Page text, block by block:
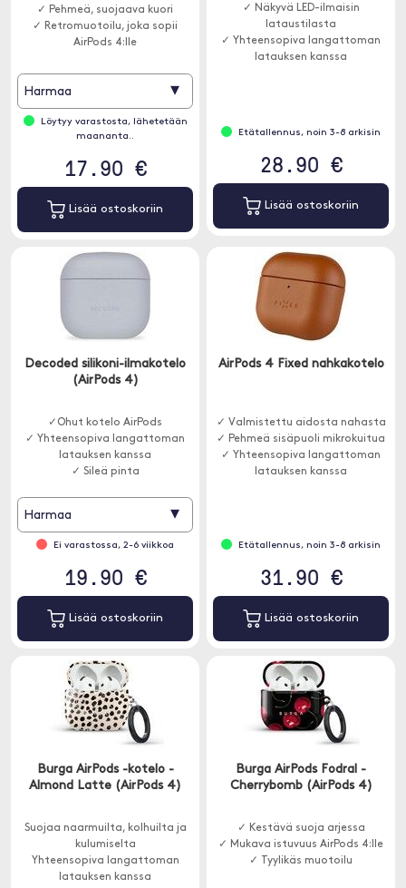
✓ Pehmeä, suojaava kuori
✓ Retromuotoilu, joka sopii
AirPods 4:lle
Harmaa ▾
Löytyy varastosta, lähetetään
maananta..
17.90 €
Lisää ostoskoriin
✓ Näkyvä LED-ilmaisin
lataustilasta
✓ Yhteensopiva langattoman
latauksen kanssa
Etätallennus, noin 3-8 arkisin
28.90 €
Lisää ostoskoriin
Decoded silikoni-ilmakotelo
(AirPods 4)
✓Ohut kotelo AirPods
✓ Yhteensopiva langattoman
latauksen kanssa
✓ Sileä pinta
Harmaa ▾
Ei varastossa, 2-6 viikkoa
19.90 €
Lisää ostoskoriin
AirPods 4 Fixed nahkakotelo
✓ Valmistettu aidosta nahasta
✓ Pehmeä sisäpuoli mikrokuitua
✓ Yhteensopiva langattoman
latauksen kanssa
Etätallennus, noin 3-8 arkisin
31.90 €
Lisää ostoskoriin
Burga AirPods -kotelo -
Almond Latte (AirPods 4)
Suojaa naarmuilta, kolhuilta ja
kulumiselta
Yhteensopiva langattoman
latauksen kanssa
Burga AirPods Fodral -
Cherrybomb (AirPods 4)
✓ Kestävä suoja arjessa
✓ Mukava istuvuus AirPods 4:lle
✓ Tyylikäs muotoilu